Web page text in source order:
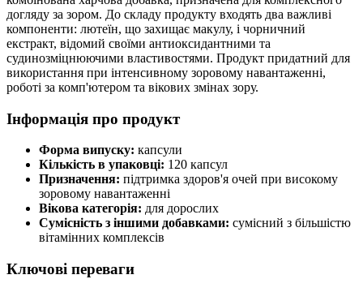
догляду за зором. До складу продукту входять два важливі
компоненти: лютеїн, що захищає макулу, і чорничний
екстракт, відомий своїми антиоксидантними та
судинозміцнюючими властивостями. Продукт придатний для
використання при інтенсивному зоровому навантаженні,
роботі за комп'ютером та вікових змінах зору.
Інформація про продукт
Форма випуску: капсули
Кількість в упаковці: 120 капсул
Призначення: підтримка здоров'я очей при високому
зоровому навантаженні
Вікова категорія: для дорослих
Сумісність з іншими добавками: сумісний з більшістю
вітамінних комплексів
Ключові переваги